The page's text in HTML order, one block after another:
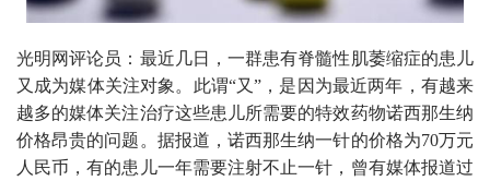
光明网评论员：最近几日，一群患有脊髓性肌萎缩症的患儿
又成为媒体关注对象。此谓“又”，是因为最近两年，有越来
越多的媒体关注治疗这些患儿所需要的特效药物诺西那生纳
价格昂贵的问题。据报道，诺西那生纳一针的价格为70万元
人民币，有的患儿一年需要注射不止一针，曾有媒体报道过